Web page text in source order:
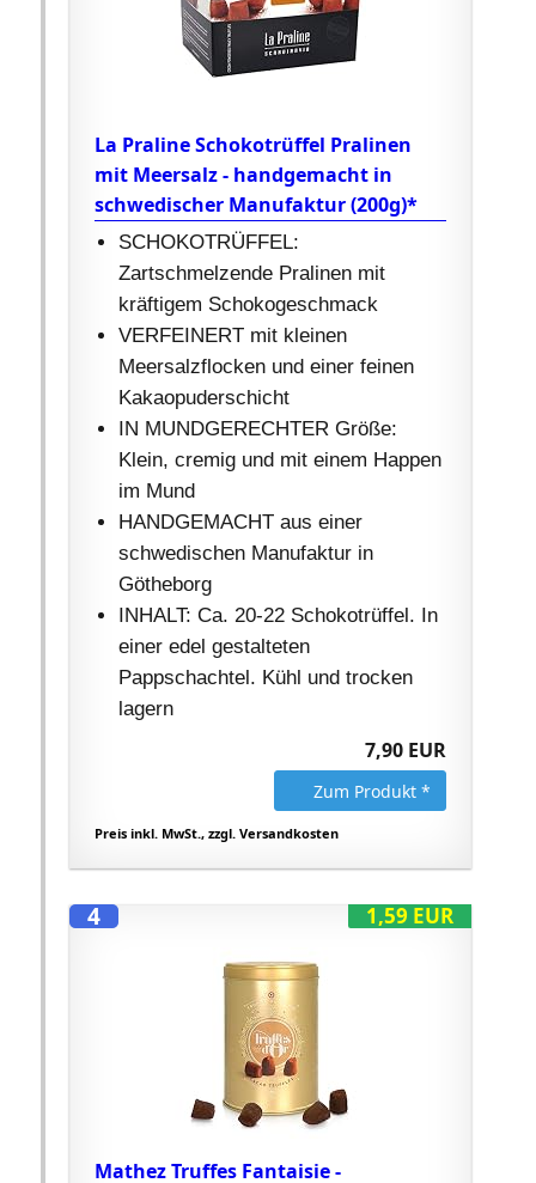
La Praline Schokotrüffel Pralinen
mit Meersalz - handgemacht in
schwedischer Manufaktur (200g)*
SCHOKOTRÜFFEL:
Zartschmelzende Pralinen mit
kräftigem Schokogeschmack
VERFEINERT mit kleinen
Meersalzflocken und einer feinen
Kakaopuderschicht
IN MUNDGERECHTER Größe:
Klein, cremig und mit einem Happen
im Mund
HANDGEMACHT aus einer
schwedischen Manufaktur in
Götheborg
INHALT: Ca. 20-22 Schokotrüffel. In
einer edel gestalteten
Pappschachtel. Kühl und trocken
lagern
7,90 EUR
Zum Produkt *
Preis inkl. MwSt., zzgl. Versandkosten
1,59 EUR
4
Mathez Truffes Fantaisie -